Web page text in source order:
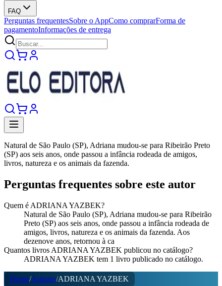
FAQ
Perguntas frequentesSobre o AppComo comprarForma de
pagamentoInformações de entrega
Natural de São Paulo (SP), Adriana mudou-se para Ribeirão Preto
(SP) aos seis anos, onde passou a infância rodeada de amigos,
livros, natureza e os animais da fazenda.
Perguntas frequentes sobre este autor
Quem é ADRIANA YAZBEK?
Natural de São Paulo (SP), Adriana mudou-se para Ribeirão
Preto (SP) aos seis anos, onde passou a infância rodeada de
amigos, livros, natureza e os animais da fazenda. Aos
dezenove anos, retornou à ca
Quantos livros ADRIANA YAZBEK publicou no catálogo?
ADRIANA YAZBEK tem 1 livro publicado no catálogo.
Home/Autores/ADRIANA YAZBEK